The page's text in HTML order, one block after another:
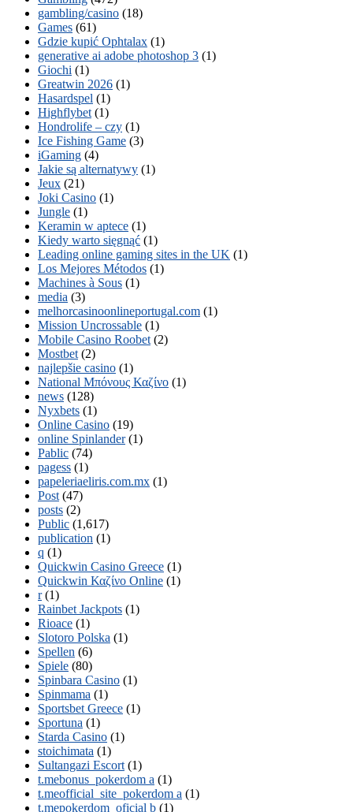
gambling/casino (18)
Games (61)
Gdzie kupić Ophtalax (1)
generative ai adobe photoshop 3 (1)
Giochi (1)
Greatwin 2026 (1)
Hasardspel (1)
Highflybet (1)
Hondrolife – czy (1)
Ice Fishing Game (3)
iGaming (4)
Jakie są alternatywy (1)
Jeux (21)
Joki Casino (1)
Jungle (1)
Keramin w aptece (1)
Kiedy warto sięgnąć (1)
Leading online gaming sites in the UK (1)
Los Mejores Métodos (1)
Machines à Sous (1)
media (3)
melhorcasinoonlineportugal.com (1)
Mission Uncrossable (1)
Mobile Casino Roobet (2)
Mostbet (2)
najlepšie casino (1)
National Μπόνους Καζίνο (1)
news (128)
Nyxbets (1)
Online Casino (19)
online Spinlander (1)
Pablic (74)
pagess (1)
papeleriaeliris.com.mx (1)
Post (47)
posts (2)
Public (1,617)
publication (1)
q (1)
Quickwin Casino Greece (1)
Quickwin Καζίνο Online (1)
r (1)
Rainbet Jackpots (1)
Rioace (1)
Slotoro Polska (1)
Spellen (6)
Spiele (80)
Spinbara Casino (1)
Spinmama (1)
Sportsbet Greece (1)
Sportuna (1)
Starda Casino (1)
stoichimata (1)
Sultangazi Escort (1)
t.mebonus_pokerdom a (1)
t.meofficial_site_pokerdom a (1)
t.mepokerdom_oficial b (1)